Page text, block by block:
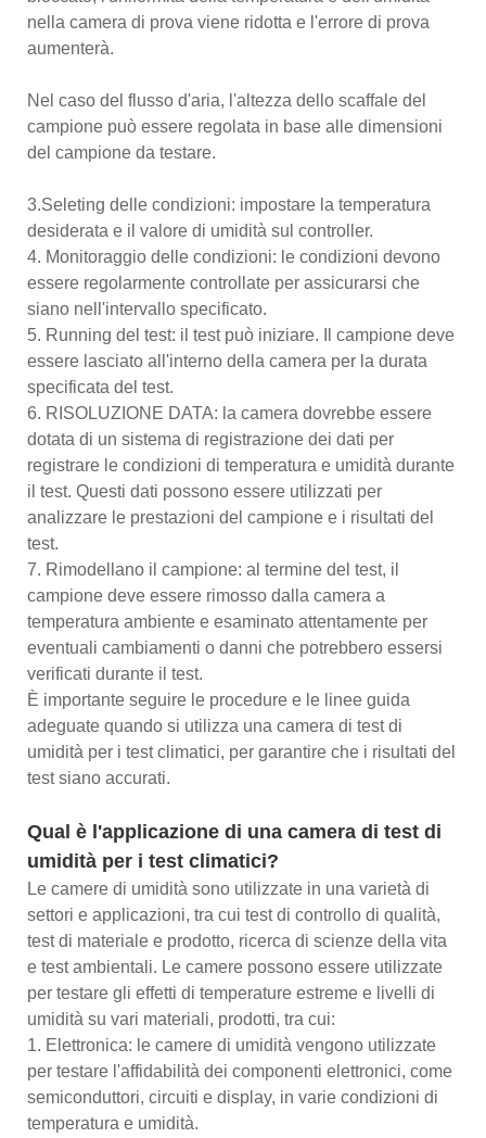
nella camera di prova viene ridotta e l'errore di prova
aumenterà.
Nel caso del flusso d'aria, l'altezza dello scaffale del
campione può essere regolata in base alle dimensioni
del campione da testare.
3.Seleting delle condizioni: impostare la temperatura
desiderata e il valore di umidità sul controller.
4. Monitoraggio delle condizioni: le condizioni devono
essere regolarmente controllate per assicurarsi che
siano nell'intervallo specificato.
5. Running del test: il test può iniziare. Il campione deve
essere lasciato all'interno della camera per la durata
specificata del test.
6. RISOLUZIONE DATA: la camera dovrebbe essere
dotata di un sistema di registrazione dei dati per
registrare le condizioni di temperatura e umidità durante
il test. Questi dati possono essere utilizzati per
analizzare le prestazioni del campione e i risultati del
test.
7. Rimodellano il campione: al termine del test, il
campione deve essere rimosso dalla camera a
temperatura ambiente e esaminato attentamente per
eventuali cambiamenti o danni che potrebbero essersi
verificati durante il test.
È importante seguire le procedure e le linee guida
adeguate quando si utilizza una camera di test di
umidità per i test climatici, per garantire che i risultati del
test siano accurati.
Qual è l'applicazione di una camera di test di
umidità per i test climatici?
Le camere di umidità sono utilizzate in una varietà di
settori e applicazioni, tra cui test di controllo di qualità,
test di materiale e prodotto, ricerca di scienze della vita
e test ambientali. Le camere possono essere utilizzate
per testare gli effetti di temperature estreme e livelli di
umidità su vari materiali, prodotti, tra cui:
1. Elettronica: le camere di umidità vengono utilizzate
per testare l'affidabilità dei componenti elettronici, come
semiconduttori, circuiti e display, in varie condizioni di
temperatura e umidità.